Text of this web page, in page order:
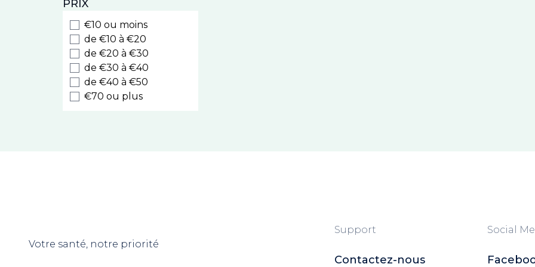
Boiron
Lazartigue
Solinotes
Urgo
PediAct
Saforelle
Hydralin
Cinq sur Cinq
PRIX
€10 ou moins
de €10 à €20
de €20 à €30
de €30 à €40
de €40 à €50
€70 ou plus
Votre santé, notre priorité
Support
Contactez-nous
Social